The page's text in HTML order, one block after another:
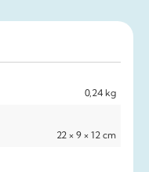
0,24 kg
22 × 9 × 12 cm